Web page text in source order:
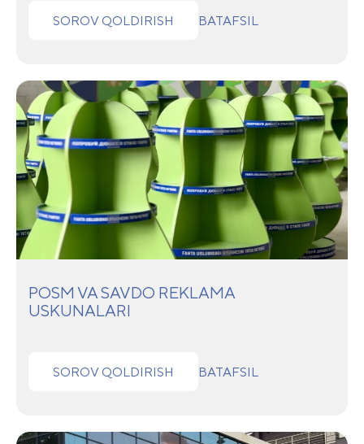
SOROV QOLDIRISH BATAFSIL
POSM VA SAVDO REKLAMA
USKUNALARI
SOROV QOLDIRISH BATAFSIL